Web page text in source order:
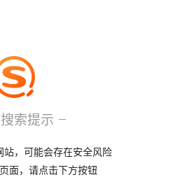
索提示
，可能会存在安全风险
面，请点击下方按钮